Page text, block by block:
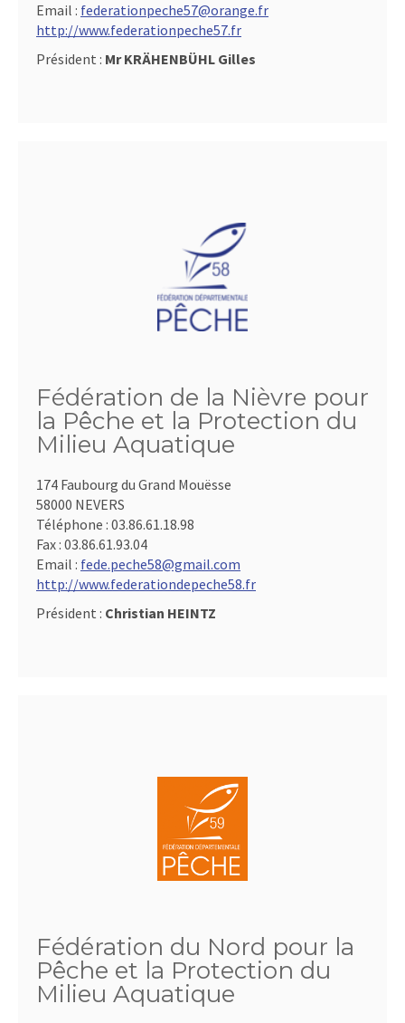
Email : federationpeche57@orange.fr
http://www.federationpeche57.fr
Président : Mr KRÄHENBÜHL Gilles
Fédération de la Nièvre pour
la Pêche et la Protection du
Milieu Aquatique
174 Faubourg du Grand Mouësse
58000 NEVERS
Téléphone : 03.86.61.18.98
Fax : 03.86.61.93.04
Email : fede.peche58@gmail.com
http://www.federationdepeche58.fr
Président : Christian HEINTZ
Fédération du Nord pour la
Pêche et la Protection du
Milieu Aquatique